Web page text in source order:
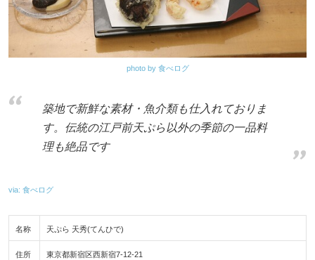
photo by 食べログ
築地で新鮮な素材・魚介類も仕入れておりま
す。伝統の江戸前天ぷら以外の季節の一品料
理も絶品です
via: 食べログ
名称 天ぷら 天秀(てんひで)
住所 東京都新宿区西新宿7-12-21